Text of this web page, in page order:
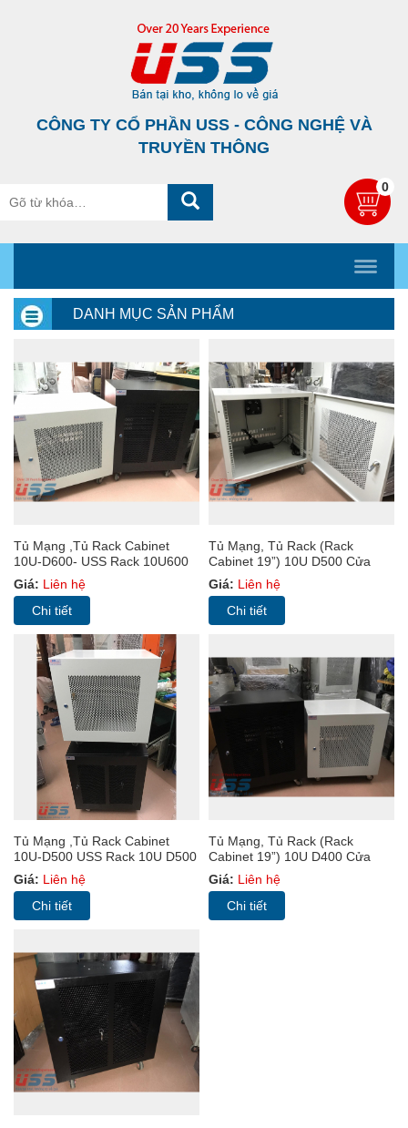
CÔNG TY CỔ PHẦN USS - CÔNG NGHỆ VÀ
TRUYỀN THÔNG
0
DANH MỤC SẢN PHẨM
Tủ Mạng ,Tủ Rack Cabinet
10U-D600- USS Rack 10U600
Giá: Liên hệ
Chi tiết
Tủ Mạng, Tủ Rack (Rack
Cabinet 19”) 10U D500 Cửa
MICA
Giá: Liên hệ
Chi tiết
Tủ Mạng ,Tủ Rack Cabinet
10U-D500 USS Rack 10U D500
Giá: Liên hệ
Chi tiết
Tủ Mạng, Tủ Rack (Rack
Cabinet 19”) 10U D400 Cửa
MICA
Giá: Liên hệ
Chi tiết